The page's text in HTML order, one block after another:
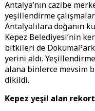
Antalya’nın cazibe
yeşillendirme
Antalyalılara doğanın
Kepez Belediyesi’nin
bitkileri de
yerini aldı.
alana binlerce mevsim
dikildi.
Kepez yeşil alan